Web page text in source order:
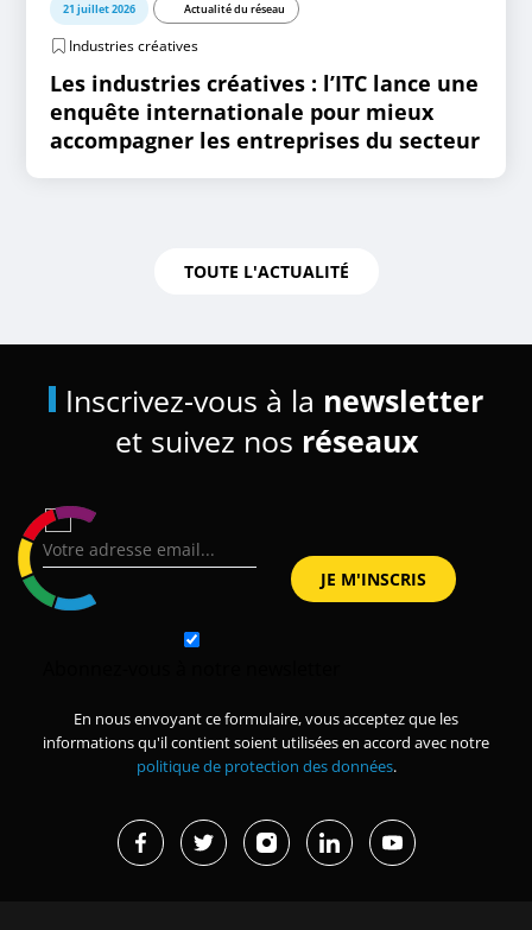
21 juillet 2026 Actualité du réseau
Industries créatives
Les industries créatives : l’ITC lance une
enquête internationale pour mieux
accompagner les entreprises du secteur
TOUTE L'ACTUALITÉ
Inscrivez-vous à la newsletter
et suivez nos réseaux
En nous envoyant ce formulaire, vous acceptez que les
informations qu'il contient soient utilisées en accord avec notre
politique de protection des données.